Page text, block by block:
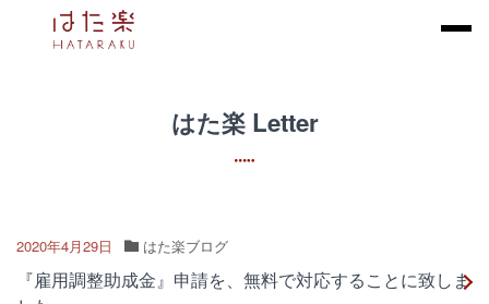
はた楽 Letter
2020年4月29日 はた楽ブログ
『雇用調整助成金』申請を、無料で対応することに致しま